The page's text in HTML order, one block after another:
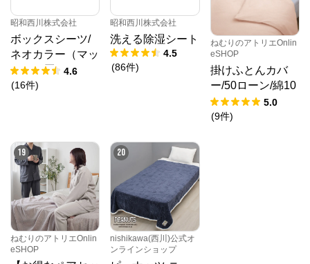
昭和西川株式会社
ボックスシーツ/
ネオカラー（マッ
トレス厚み23㎝
まで対応）
4.6
(16件)
昭和西川株式会社
洗える除湿シート
4.5
(86件)
ねむりのアトリエOnlin
eSHOP
掛けふとんカバ
ー/50ローン/綿10
0％
5.0
(9件)
19
ねむりのアトリエOnlin
eSHOP
20
nishikawa(西川)公式オ
ンラインショップ